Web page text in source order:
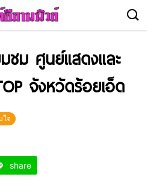
มชม ศูนย์แสดงและ
จังหวัดร้อยเอ็ด
ใจ
share